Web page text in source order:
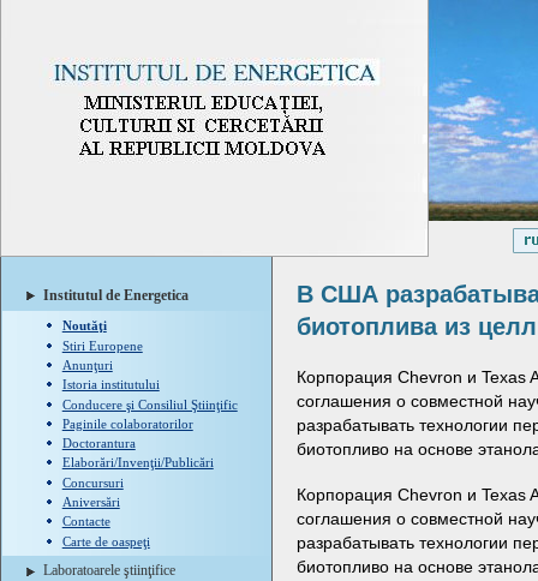
Institutul de Energetica
Noutăţi
Stiri Europene
Anunţuri
Istoria institutului
Conducere şi Consiliul Ştiinţific
Paginile colaboratorilor
Doctorantura
Elaborări/Invenţii/Publicări
Concursuri
Aniversări
Contacte
Carte de oaspeţi
Laboratoarele ştiinţifice
В США
биотоплива из
Корпорация Chevron и Texas
соглашения о совместной
разрабатывать технологии
биотопливо на основе
Корпорация Chevron и Texas
соглашения о совместной
разрабатывать технологии
биотопливо на основе